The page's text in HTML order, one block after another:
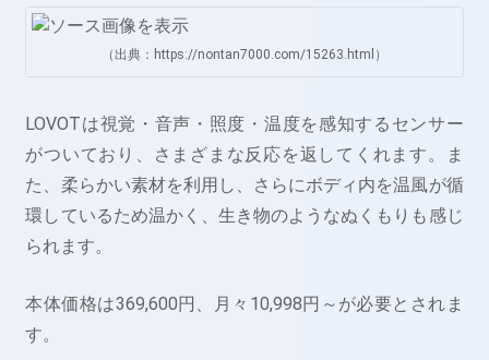
（出典：https://nontan7000.com/15263.html）
LOVOTは視覚・音声・照度・温度を感知するセンサー
がついており、さまざまな反応を返してくれます。ま
た、柔らかい素材を利用し、さらにボディ内を温風が循
環しているため温かく、生き物のようなぬくもりも感じ
られます。
本体価格は369,600円、月々10,998円～が必要とされま
す。